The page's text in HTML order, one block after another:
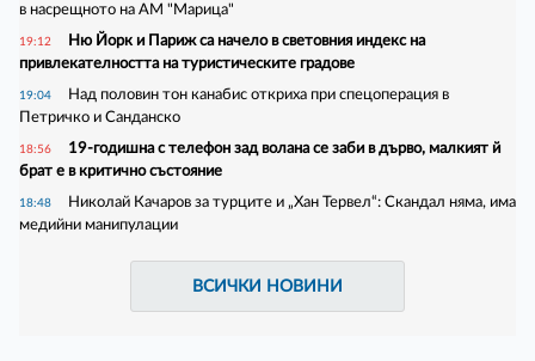
в насрещното на АМ "Марица"
19:12
Ню Йорк и Париж са начело в световния индекс на
привлекателността на туристическите градове
19:04
Над половин тон канабис откриха при спецоперация в
Петричко и Санданско
18:56
19-годишна с телефон зад волана се заби в дърво, малкият й
брат е в критично състояние
18:48
Николай Качаров за турците и „Хан Тервел“: Скандал няма, има
медийни манипулации
ВСИЧКИ НОВИНИ